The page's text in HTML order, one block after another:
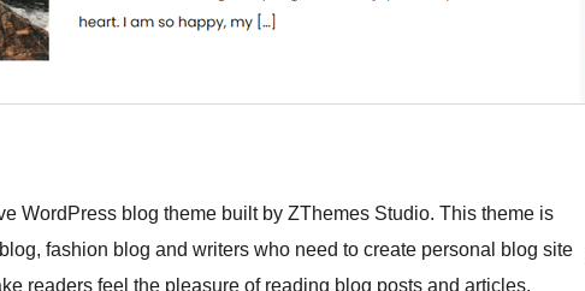
WordPress blog theme built by ZThemes Studio. This theme is
fashion blog and writers who need to create personal blog site
readers feel the pleasure of reading blog posts and articles.